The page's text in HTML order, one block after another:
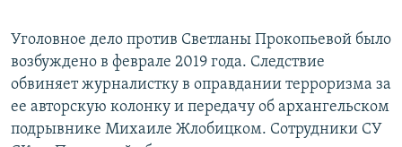
Уголовное дело против Светланы Прокопьевой было
возбуждено в феврале 2019 года. Следствие
обвиняет журналистку в оправдании терроризма за
ее авторскую колонку и передачу об архангельском
подрывнике Михаиле Жлобицком. Сотрудники СУ